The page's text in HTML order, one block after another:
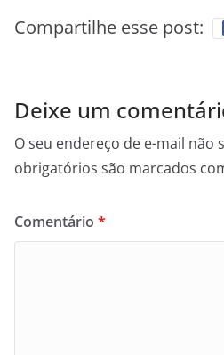
Compartilhe esse post:
Deixe um
O seu endereço de e-mail não
obrigatórios são marcados
Comentário *